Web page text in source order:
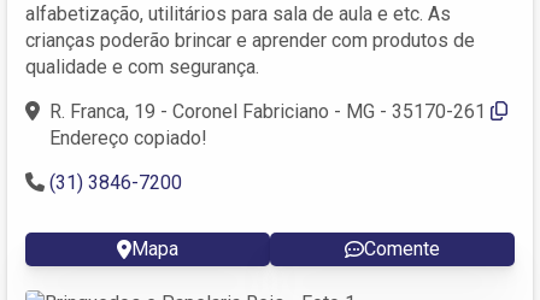
alfabetização, utilitários para sala de aula e etc. As
crianças poderão brincar e aprender com produtos de
qualidade e com segurança.
R. Franca, 19 - Coronel Fabriciano - MG - 35170-261
Endereço copiado!
(31) 3846-7200
Mapa Comente